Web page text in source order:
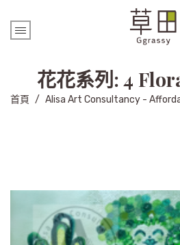
花花系列: 4
首頁 / Alisa Art Consultancy -